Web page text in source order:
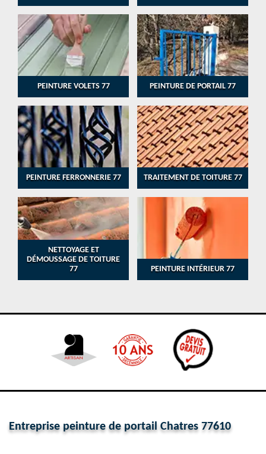
PEINTURE VOLETS 77 PEINTURE DE PORTAIL 77
PEINTURE FERRONNERIE 77 TRAITEMENT DE TOITURE 77
NETTOYAGE ET
DÉMOUSSAGE DE TOITURE
77
PEINTURE INTÉRIEUR 77
Entreprise peinture de portail Chatres 77610